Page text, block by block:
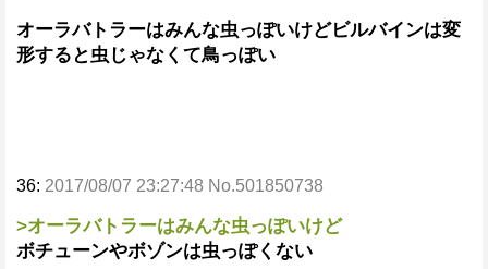
オーラバトラーはみんな虫っぽいけどビルバインは変
形すると虫じゃなくて鳥っぽい
36: 2017/08/07 23:27:48 No.501850738
>オーラバトラーはみんな虫っぽいけど
ボチューンやボゾンは虫っぽくない